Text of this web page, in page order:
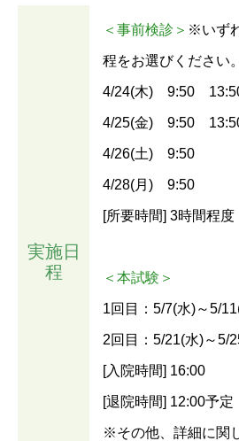
実施日
程
＜事前検診＞ ※いず
程をお選びください。
4/24(木) 9:50
4/25(金) 9:50
4/26(土) 9:50
4/28(月) 9:50
[所要時間] 3時間程度
＜本試験＞
1回目：5/7(水)～5/
2回目：5/21(水)～5/
[入院時間] 16:00
[退院時間] 12:00予定
※その他、詳細に関